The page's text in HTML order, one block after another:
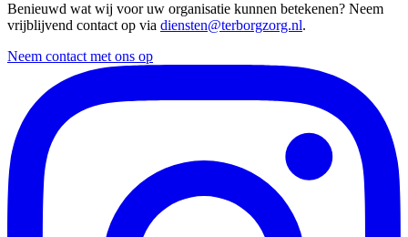
Benieuwd wat wij voor uw organisatie kunnen betekenen? Neem
vrijblijvend contact op via diensten@terborgzorg.nl.
Neem contact met ons op